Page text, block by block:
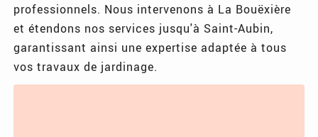
professionnels. Nous intervenons à La Bouëxière
et étendons nos services jusqu'à Saint-Aubin,
garantissant ainsi une expertise adaptée à tous
vos travaux de jardinage.